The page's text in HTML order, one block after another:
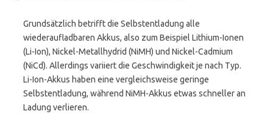
Grundsätzlich betrifft die Selbstentladung alle
wiederaufladbaren Akkus, also zum Beispiel Lithium-Ionen
(Li-Ion), Nickel-Metallhydrid (NiMH) und Nickel-Cadmium
(NiCd). Allerdings variiert die Geschwindigkeit je nach Typ.
Li-Ion-Akkus haben eine vergleichsweise geringe
Selbstentladung, während NiMH-Akkus etwas schneller an
Ladung verlieren.